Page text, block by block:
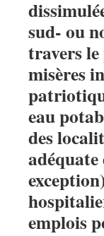
sud- ou
travers
misères
eau
des
emplois